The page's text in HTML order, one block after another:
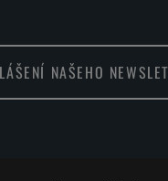
NAŠEHO